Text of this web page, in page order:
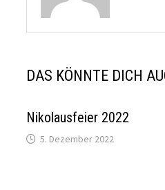
DAS KÖNNTE DICH
Nikolausfeier 2022
5. Dezember 2022